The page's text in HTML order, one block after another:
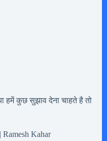
हमें कुछ सुझाव देना चाहते है तो
Ramesh Kahar